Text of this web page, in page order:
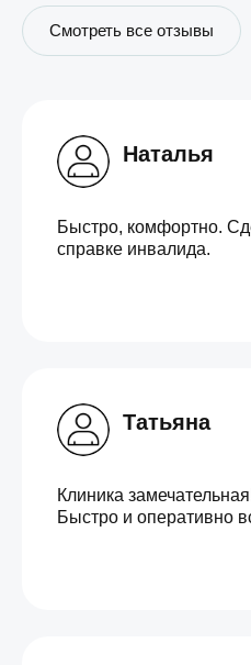
Смотреть все отзывы
Наталья
Быстро, комфортно.
справке инвалида.
Татьяна
Клиника
Быстро и оперативно